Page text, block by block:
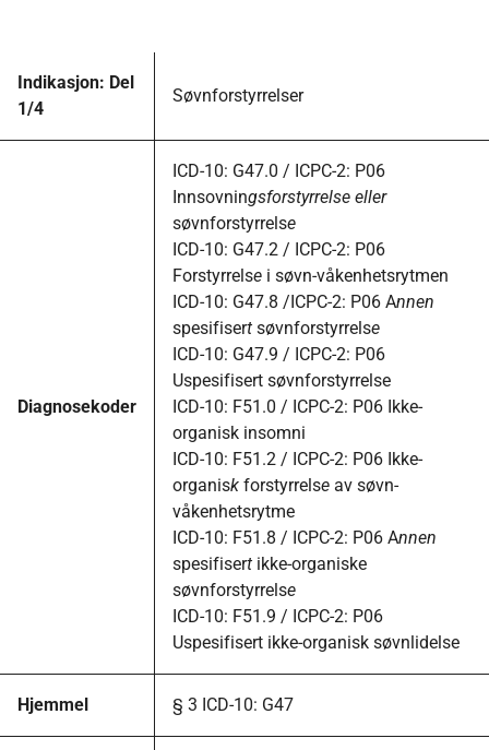
Indikasjon: Del
1/4
Søvnforstyrrelser
Diagnosekoder
ICD-10: G47.0 / ICPC-2: P06
Innsovningsforstyrrelse eller
søvnforstyrrelse
ICD-10: G47.2 / ICPC-2: P06
Forstyrrelse i søvn-våkenhetsrytmen
ICD-10: G47.8 /ICPC-2: P06 Annen
spesifisert søvnforstyrrelse
ICD-10: G47.9 / ICPC-2: P06
Uspesifisert søvnforstyrrelse
ICD-10: F51.0 / ICPC-2: P06 Ikke-
organisk insomni
ICD-10: F51.2 / ICPC-2: P06 Ikke-
organisk forstyrrelse av søvn-
våkenhetsrytme
ICD-10: F51.8 / ICPC-2: P06 Annen
spesifisert ikke-organiske
søvnforstyrrelse
ICD-10: F51.9 / ICPC-2: P06
Uspesifisert ikke-organisk søvnlidelse
Hjemmel § 3 ICD-10: G47